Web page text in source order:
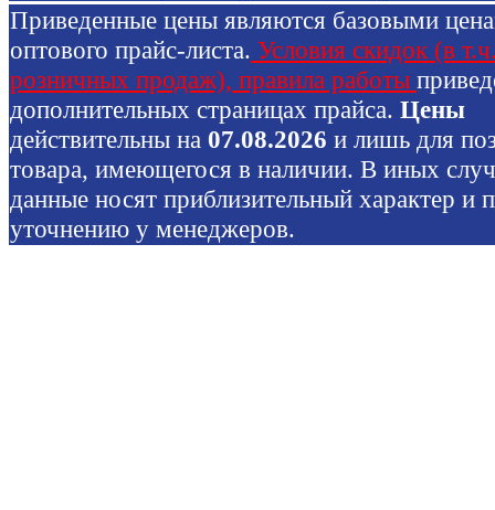
Приведенные цены являются базовыми
оптового прайс-листа. Условия скидок (в
розничных продаж), правила работы
дополнительных страницах прайса. Цены
действительны на 07.08.2026 и лишь для
товара, имеющегося в наличии. В иных
данные носят приблизительный характер и
уточнению у менеджеров.